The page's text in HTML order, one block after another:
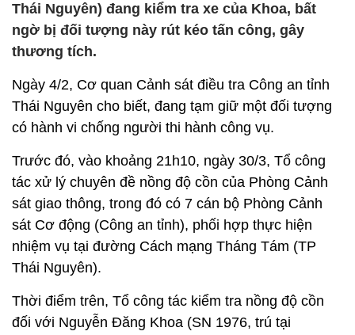
Thái Nguyên) đang kiểm tra xe của Khoa, bất
ngờ bị đối tượng này rút kéo tấn công, gây
thương tích.
Ngày 4/2, Cơ quan Cảnh sát điều tra Công an tỉnh
Thái Nguyên cho biết, đang tạm giữ một đối tượng
có hành vi chống người thi hành công vụ.
Trước đó, vào khoảng 21h10, ngày 30/3, Tổ công
tác xử lý chuyên đề nồng độ cồn của Phòng Cảnh
sát giao thông, trong đó có 7 cán bộ Phòng Cảnh
sát Cơ động (Công an tỉnh), phối hợp thực hiện
nhiệm vụ tại đường Cách mạng Tháng Tám (TP
Thái Nguyên).
Thời điểm trên, Tổ công tác kiểm tra nồng độ cồn
đối với Nguyễn Đăng Khoa (SN 1976, trú tại